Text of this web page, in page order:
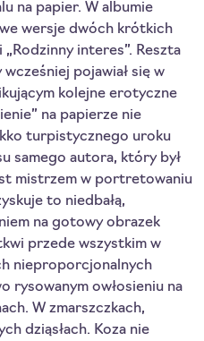
na papier. W albumie
wersje dwóch krótkich
„Rodzinny interes”. Reszta
pojawiał się w
kolejne erotyczne
na papierze nie
turpistycznego uroku
samego autora, który był
mistrzem w portretowaniu
to niedbałą,
na gotowy obrazek
przede wszystkim w
nieproporcjonalnych
rysowanym owłosieniu na
W zmarszczkach,
dziąsłach. Koza nie